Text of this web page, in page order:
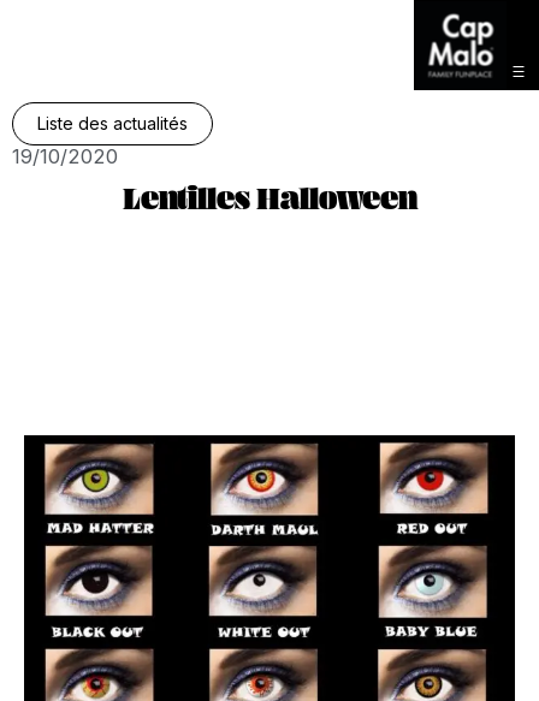
Liste des actualités
19/10/2020
Lentilles Halloween